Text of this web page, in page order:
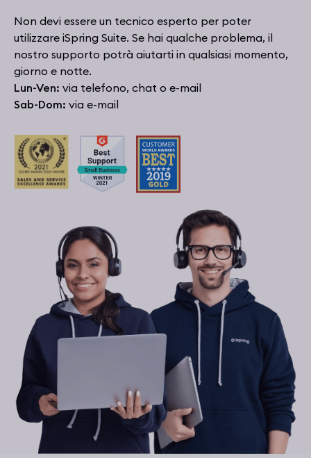
Non devi essere un tecnico esperto per poter
utilizzare iSpring Suite. Se hai qualche problema, il
nostro supporto potrà aiutarti in qualsiasi momento,
giorno e notte.
Lun-Ven: via telefono, chat o e-mail
Sab-Dom: via e-mail